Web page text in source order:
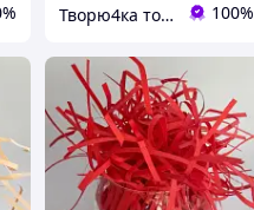
Творю4ка товары для упаковки и декора 100%